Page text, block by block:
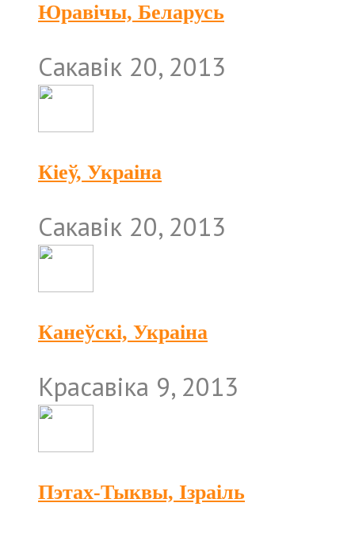
Юравічы, Беларусь
Сакавік 20, 2013
Кіеў, Украіна
Сакавік 20, 2013
Канеўскі, Украіна
Красавіка 9, 2013
Пэтах-Тыквы, Ізраіль